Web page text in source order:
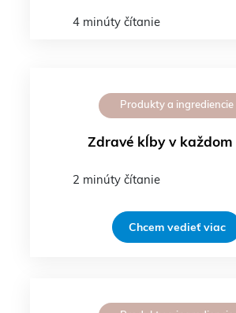
4 minúty čítanie
Produkty a ingrediencie
Zdravé kĺby v každom
2 minúty čítanie
Chcem vedieť viac